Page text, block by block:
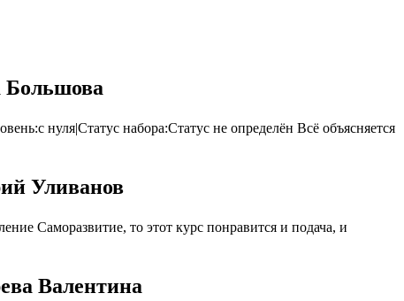
Большова
нуля|Статус набора:Статус не определён Всё объясняется
Уливанов
Саморазвитие, то этот курс понравится и подача, и
Валентина